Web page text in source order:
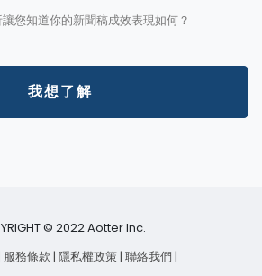
您知道你的新聞稿成效表現如何？
我想了解
© 2022 Aotter Inc.
服務條款| 隱私權政策| 聯絡我們 |